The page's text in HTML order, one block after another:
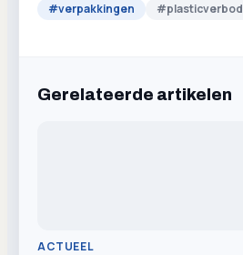
#verpakkingen #plasticverbod
Gerelateerde artikelen
ACTUEEL